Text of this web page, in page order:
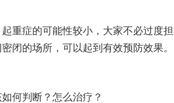
症的可能性较小，大家不必过度担
闭的场所，可以起到有效预防效果。
何判断？怎么治疗？